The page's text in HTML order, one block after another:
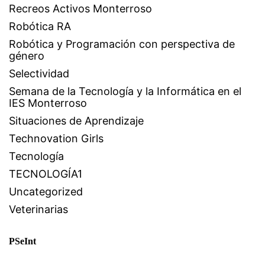
Recreos Activos Monterroso
Robótica RA
Robótica y Programación con perspectiva de
género
Selectividad
Semana de la Tecnología y la Informática en el
IES Monterroso
Situaciones de Aprendizaje
Technovation Girls
Tecnología
TECNOLOGÍA1
Uncategorized
Veterinarias
PSeInt